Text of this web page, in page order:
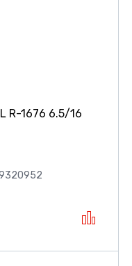
R-1676 6.5/16